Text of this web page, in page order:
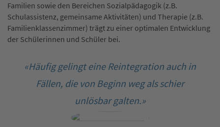
Familien sowie den Bereichen Sozialpädagogik (z.B.
Schulassistenz, gemeinsame Aktivitäten) und Therapie (z.B.
Familienklassenzimmer) trägt zu einer optimalen Entwicklung
der Schülerinnen und Schüler bei.
«Häufig gelingt eine Reintegration auch in
Fällen, die von Beginn weg als schier
unlösbar galten.»